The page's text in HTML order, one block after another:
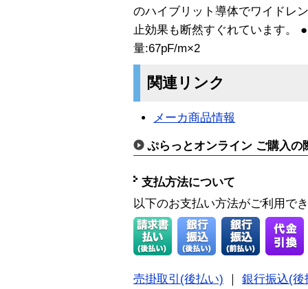
のハイブリット導体でワイドレ
止効果も断然すぐれています。
量:67pF/m×2
関連リンク
メーカ商品情報
ぷらっとオンライン ご購入の
支払方法について
以下のお支払い方法がご利用で
売掛取引(後払い)
銀行振込(後